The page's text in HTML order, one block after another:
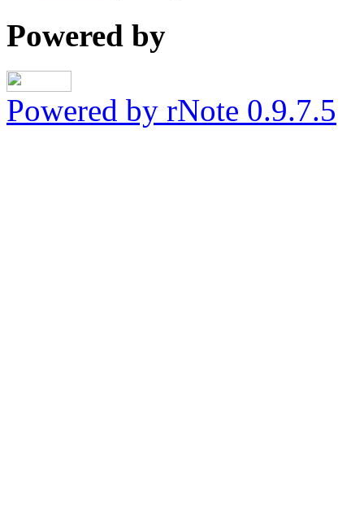
Powered by
Powered by rNote 0.9.7.5